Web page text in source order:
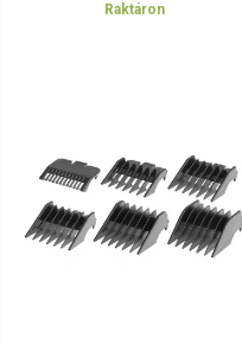
Raktáron